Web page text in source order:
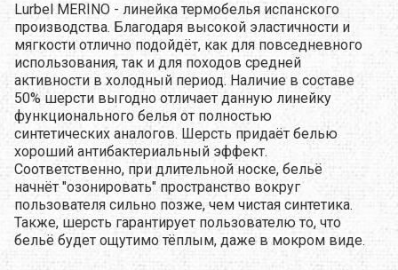
Lurbel MERINO - линейка термобелья испанского
производства. Благодаря высокой эластичности и
мягкости отлично подойдёт, как для повседневного
использования, так и для походов средней
активности в холодный период. Наличие в составе
50% шерсти выгодно отличает данную линейку
функционального белья от полностью
синтетических аналогов. Шерсть придаёт белью
хороший антибактериальный эффект.
Соответственно, при длительной носке, бельё
начнёт "озонировать" пространство вокруг
пользователя сильно позже, чем чистая синтетика.
Также, шерсть гарантирует пользователю то, что
бельё будет ощутимо тёплым, даже в мокром виде.